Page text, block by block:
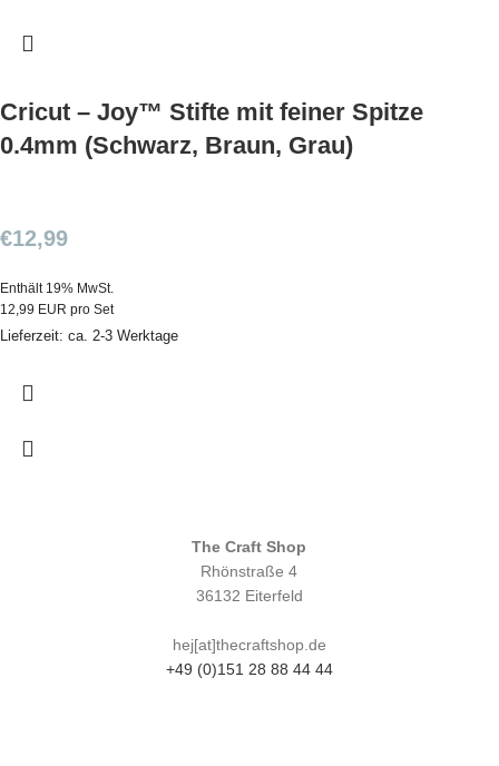
Cricut – Joy™ Stifte mit feiner Spitze
0.4mm (Schwarz, Braun, Grau)
€12,99
Enthält 19% MwSt.
12,99 EUR pro Set
Lieferzeit: ca. 2-3 Werktage
The Craft Shop
Rhönstraße 4
36132 Eiterfeld
hej[at]thecraftshop.de
+49 (0)151 28 88 44 44